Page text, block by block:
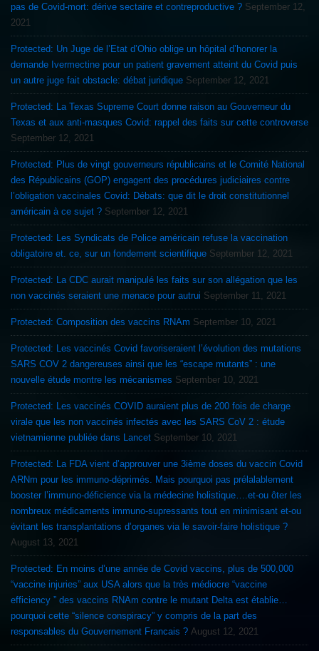
pas de Covid-mort: dérive sectaire et contreproductive ? September 12,
2021
Protected: Un Juge de l’Etat d’Ohio oblige un hôpital d’honorer la
demande Ivermectine pour un patient gravement atteint du Covid puis
un autre juge fait obstacle: débat juridique September 12, 2021
Protected: La Texas Supreme Court donne raison au Gouverneur du
Texas et aux anti-masques Covid: rappel des faits sur cette controverse
September 12, 2021
Protected: Plus de vingt gouverneurs républicains et le Comité National
des Républicains (GOP) engagent des procédures judiciaires contre
l’obligation vaccinales Covid: Débats: que dit le droit constitutionnel
américain à ce sujet ? September 12, 2021
Protected: Les Syndicats de Police américain refuse la vaccination
obligatoire et. ce, sur un fondement scientifique September 12, 2021
Protected: La CDC aurait manipulé les faits sur son allégation que les
non vaccinés seraient une menace pour autrui September 11, 2021
Protected: Composition des vaccins RNAm September 10, 2021
Protected: Les vaccinés Covid favoriseraient l’évolution des mutations
SARS COV 2 dangereuses ainsi que les “escape mutants” : une
nouvelle étude montre les mécanismes September 10, 2021
Protected: Les vaccinés COVID auraient plus de 200 fois de charge
virale que les non vaccinés infectés avec les SARS CoV 2 : étude
vietnamienne publiée dans Lancet September 10, 2021
Protected: La FDA vient d’approuver une 3ième doses du vaccin Covid
ARNm pour les immuno-déprimés. Mais pourquoi pas prélalablement
booster l’immuno-déficience via la médecine holistique….et-ou ôter les
nombreux médicaments immuno-supressants tout en minimisant et-ou
évitant les transplantations d’organes via le savoir-faire holistique ?
August 13, 2021
Protected: En moins d’une année de Covid vaccins, plus de 500,000
“vaccine injuries” aux USA alors que la très médiocre “vaccine
efficiency ” des vaccins RNAm contre le mutant Delta est établie…
pourquoi cette “silence conspiracy” y compris de la part des
responsables du Gouvernement Francais ? August 12, 2021